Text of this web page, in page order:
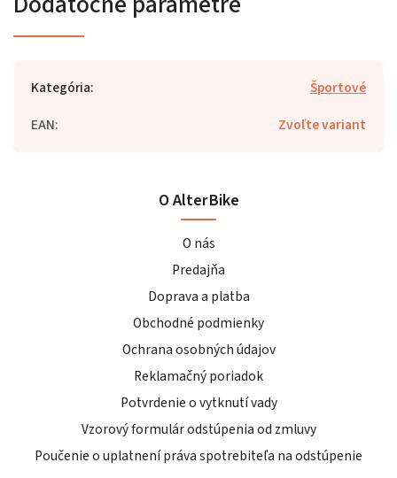
Kategória:
Športové
EAN: Zvoľte variant
O AlterBike
O nás
Predajňa
Doprava a platba
Obchodné podmienky
Ochrana osobných údajov
Reklamačný poriadok
Potvrdenie o vytknutí vady
Vzorový formulár odstúpenia od zmluvy
Poučenie o uplatnení práva spotrebiteľa na odstúpenie